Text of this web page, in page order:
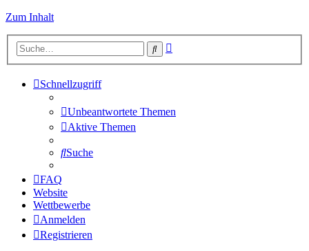
Zum Inhalt
Suche
Schnellzugriff
Unbeantwortete Themen
Aktive Themen
Suche
FAQ
Website
Wettbewerbe
Anmelden
Registrieren